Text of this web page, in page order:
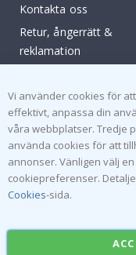
Kontakta oss
Retur, ångerrätt &
reklamation
Inspiration
Populära
Namnlappar
Kakeldekor
Vi använder cookies för
effektivt, anpassa din
våra webbplatser. Tredje
använda cookies för att
annonser. Vänligen välj
cookiepreferenser.
Cookies-sida.